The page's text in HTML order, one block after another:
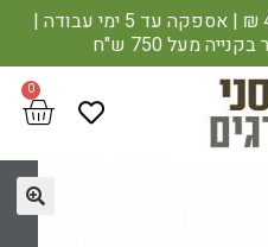
משלוח חינם ברכישה מעל 400 ₪ | אספקה עד 5 ימי עבודה |